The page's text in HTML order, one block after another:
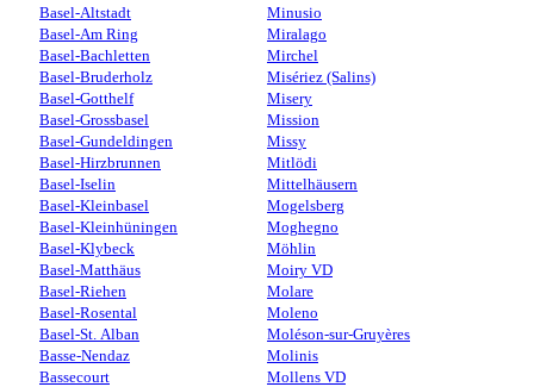
Basel-Altstadt
Basel-Am Ring
Basel-Bachletten
Basel-Bruderholz
Basel-Gotthelf
Basel-Grossbasel
Basel-Gundeldingen
Basel-Hirzbrunnen
Basel-Iselin
Basel-Kleinbasel
Basel-Kleinhüningen
Basel-Klybeck
Basel-Matthäus
Basel-Riehen
Basel-Rosental
Basel-St. Alban
Basse-Nendaz
Bassecourt
Minusio
Miralago
Mirchel
Misériez (Salins)
Misery
Mission
Missy
Mitlödi
Mittelhäusern
Mogelsberg
Moghegno
Möhlin
Moiry VD
Molare
Moleno
Moléson-sur-Gruyères
Molinis
Mollens VD